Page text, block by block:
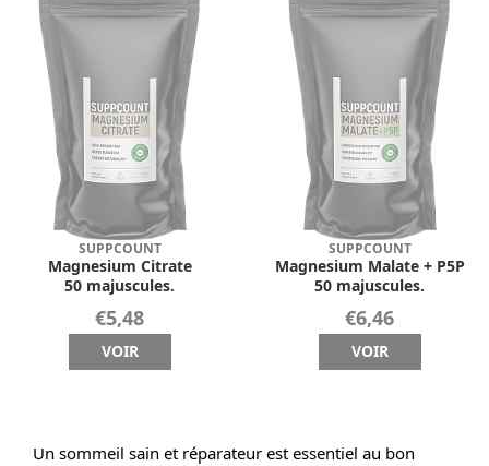
SUPPCOUNT
Magnesium Citrate
50 majuscules.
€5,48
VOIR
SUPPCOUNT
Magnesium Malate + P5P
50 majuscules.
€6,46
VOIR
Un sommeil sain et réparateur est essentiel au bon